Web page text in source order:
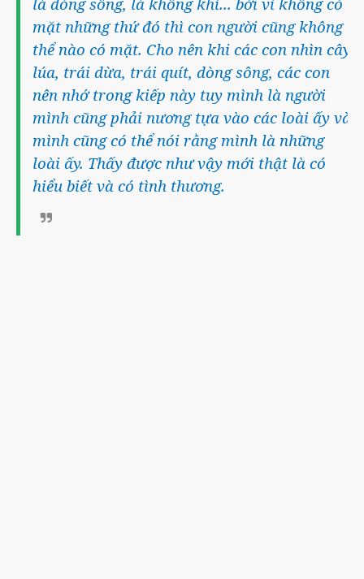
mặt những thứ đó thì con người cũng không
thể nào có mặt. Cho nên khi các con nhìn cây
lúa, trái dừa, trái quít, dòng sông, các con
nên nhớ trong kiếp này tuy mình là người
mình cũng phải nương tựa vào các loài ấy và
mình cũng có thể nói rằng mình là những
loài ấy. Thấy được như vậy mới thật là có
hiểu biết và có tình thương.